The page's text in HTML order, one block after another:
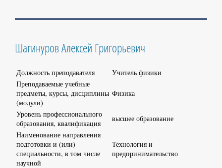
Шагинуров Алексей Григорьевич
Должность преподавателя
Учитель физики
Преподаваемые учебные
предметы, курсы, дисциплины
(модули)
Физика
Уровень профессионального
образования, квалификация
высшее образование
Наименование направления
подготовки и (или)
специальности, в том числе
научной
Технология и
предпринимательство